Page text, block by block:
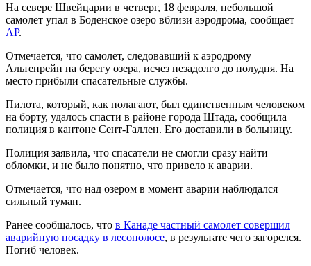
На севере Швейцарии в четверг, 18 февраля, небольшой
самолет упал в Боденское озеро вблизи аэродрома, сообщает
AP.
Отмечается, что самолет, следовавший к аэродрому
Альтенрейн на берегу озера, исчез незадолго до полудня. На
место прибыли спасательные службы.
Пилота, который, как полагают, был единственным человеком
на борту, удалось спасти в районе города Штада, сообщила
полиция в кантоне Сент-Галлен. Его доставили в больницу.
Полиция заявила, что спасатели не смогли сразу найти
обломки, и не было понятно, что привело к аварии.
Отмечается, что над озером в момент аварии наблюдался
сильный туман.
Ранее сообщалось, что в Канаде частный самолет совершил
аварийную посадку в лесополосе, в результате чего загорелся.
Погиб человек.